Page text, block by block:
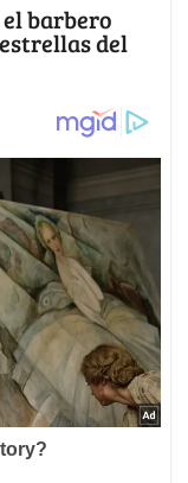
barbero
del